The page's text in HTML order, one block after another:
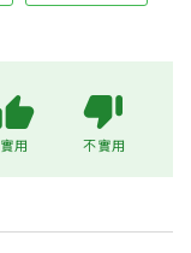
實用 不實用